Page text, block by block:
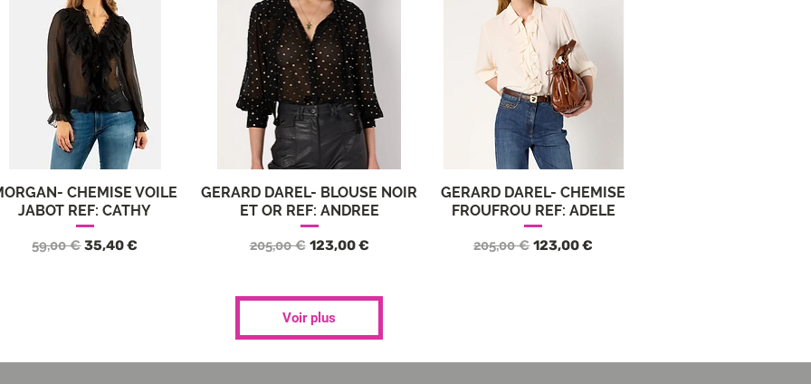
Aperçu rapide
CHEMISE VOILE
JABOT REF: CATHY
Prix original
59,00 €Prix promotionnel
35,40 €
Aperçu rapide
GERARD DAREL- BLOUSE NOIR
ET OR REF: ANDREE
Prix original
205,00 € Prix promotionnel
123,00 €
Aperçu rapide
GERARD DAREL- CHEMISE
FROUFROU REF: ADELE
Prix original
205,00 € Prix promotionnel
123,00 €
Voir plus